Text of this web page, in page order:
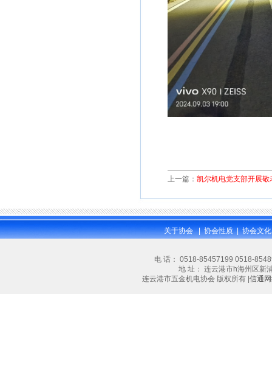
上一篇： 凯尔机电党支部开展敬
关于协会 | 协会性质 | 协会文化
电 话： 0518-85457199 0518-
地 址： 连云港市h海州区新
连云港市五金机电协会 版权所有 | 信通